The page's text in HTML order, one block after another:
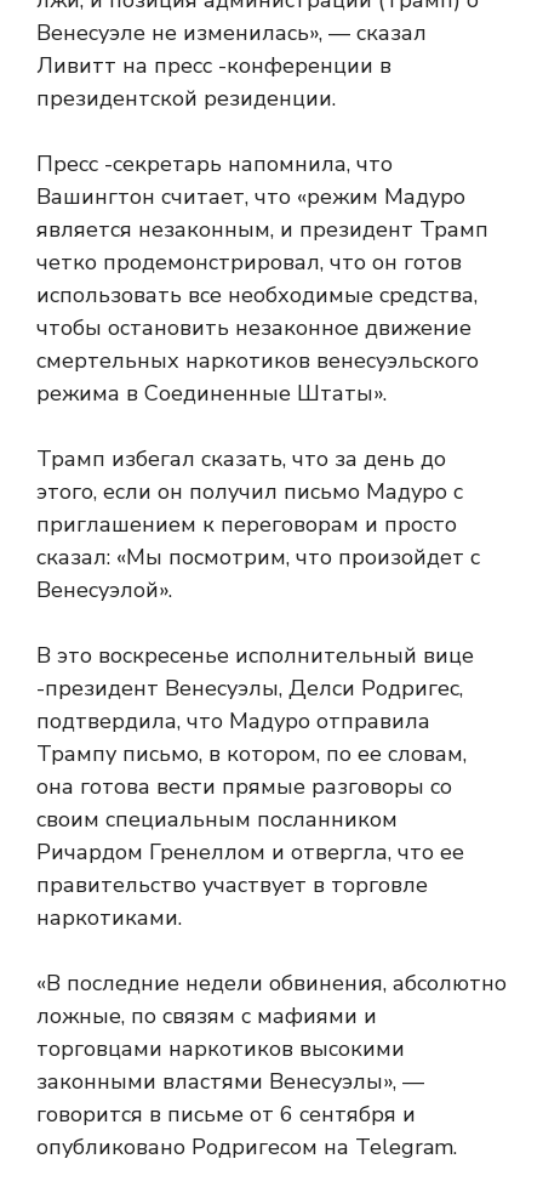
Венесуэле не изменилась», — сказал
Ливитт на пресс -конференции в
президентской резиденции.
Пресс -секретарь напомнила, что
Вашингтон считает, что «режим Мадуро
является незаконным, и президент Трамп
четко продемонстрировал, что он готов
использовать все необходимые средства,
чтобы остановить незаконное движение
смертельных наркотиков венесуэльского
режима в Соединенные Штаты».
Трамп избегал сказать, что за день до
этого, если он получил письмо Мадуро с
приглашением к переговорам и просто
сказал: «Мы посмотрим, что произойдет с
Венесуэлой».
В это воскресенье исполнительный вице
-президент Венесуэлы, Делси Родригес,
подтвердила, что Мадуро отправила
Трампу письмо, в котором, по ее словам,
она готова вести прямые разговоры со
своим специальным посланником
Ричардом Гренеллом и отвергла, что ее
правительство участвует в торговле
наркотиками.
«В последние недели обвинения, абсолютно
ложные, по связям с мафиями и
торговцами наркотиков высокими
законными властями Венесуэлы», —
говорится в письме от 6 сентября и
опубликовано Родригесом на Telegram.